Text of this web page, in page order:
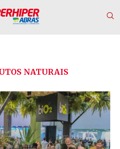
NATURAIS